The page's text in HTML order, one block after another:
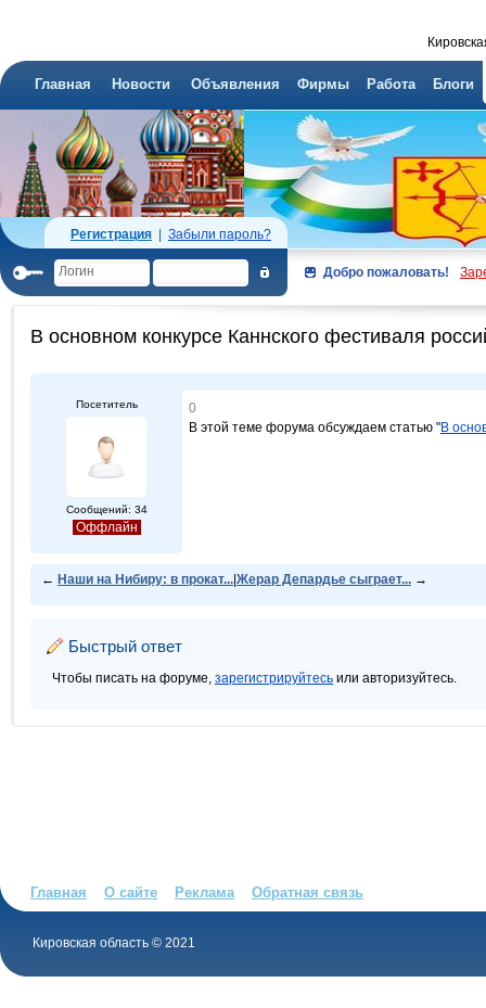
Главная Новости Объявления Фирмы Работа Блоги
Регистрация Забыли пароль?
Добро пожаловать!
В основном конкурсе Каннского фестиваля
Посетитель
Сообщений: 34
Оффлайн
0
В этой теме форума обсуждаем статью "В
← Наши на Нибиру: в прокат... Жерар Депардье сыграет... →
Быстрый ответ
Чтобы писать на форуме, зарегистрируйтесь или авторизуйтесь.
Главная О сайте Реклама Обратная связь
Кировская область © 2021